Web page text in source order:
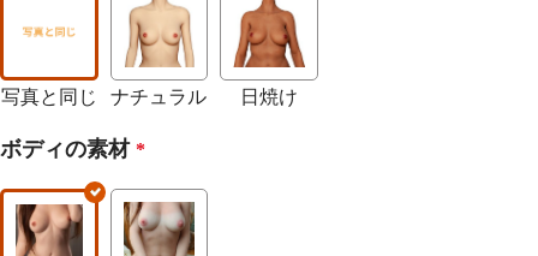
写真と同じ ナチュラル 日焼け
ボディの素材 *